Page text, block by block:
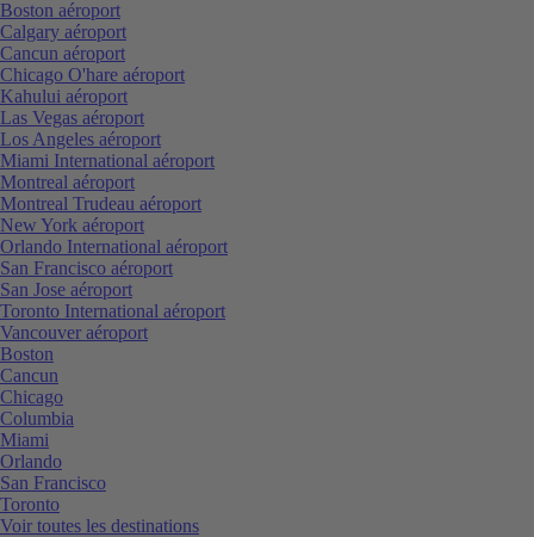
Boston aéroport
Calgary aéroport
Cancun aéroport
Chicago O'hare aéroport
Kahului aéroport
Las Vegas aéroport
Los Angeles aéroport
Miami International aéroport
Montreal aéroport
Montreal Trudeau aéroport
New York aéroport
Orlando International aéroport
San Francisco aéroport
San Jose aéroport
Toronto International aéroport
Vancouver aéroport
Boston
Cancun
Chicago
Columbia
Miami
Orlando
San Francisco
Toronto
Voir toutes les destinations